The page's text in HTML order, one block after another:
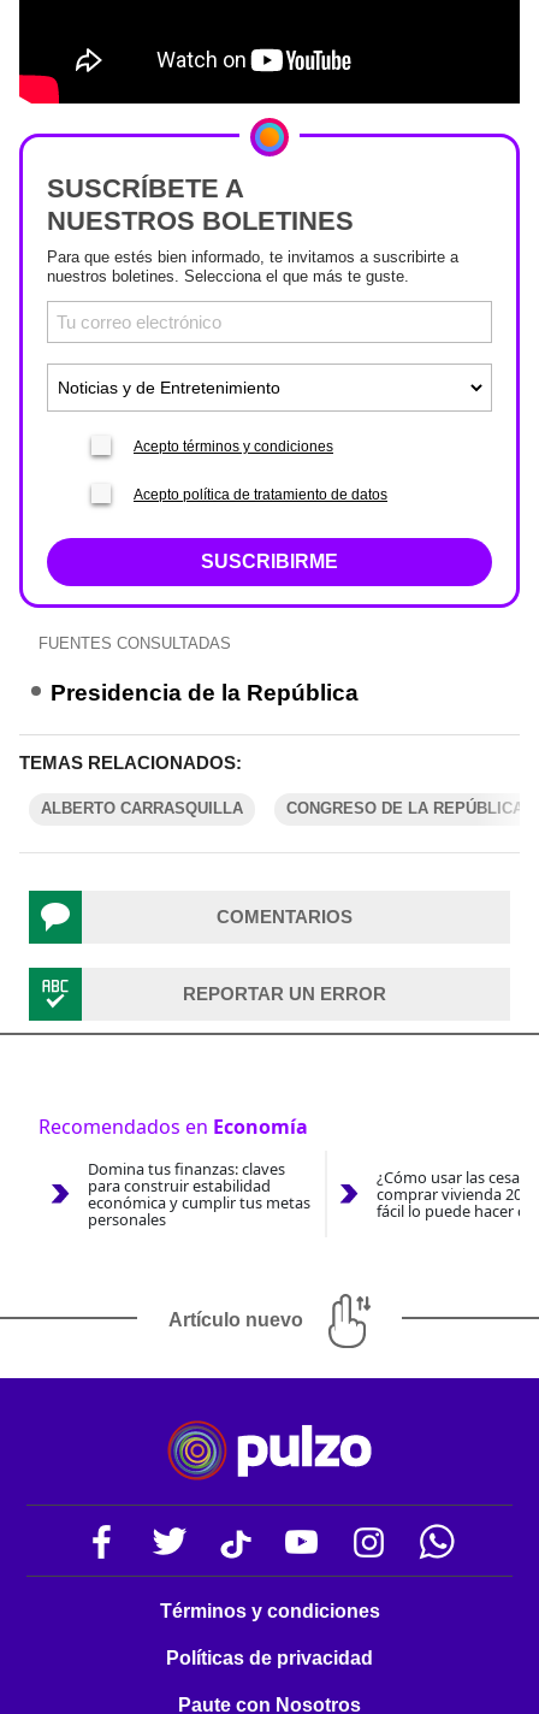
SUSCRÍBETE A
NUESTROS BOLETINES
Para que estés bien informado, te invitamos a suscribirte a
nuestros boletines. Selecciona el que más te guste.
Acepto términos y condiciones
Acepto política de tratamiento de datos
SUSCRIBIRME
FUENTES CONSULTADAS
Presidencia de la República
TEMAS RELACIONADOS:
ALBERTO CARRASQUILLA CONGRESO DE LA REPÚBLICA
COMENTARIOS
REPORTAR UN ERROR
Recomendados en Economía
Domina tus finanzas: claves
para construir estabilidad
económica y cumplir tus metas
personales
¿Cómo usar las
comprar vivienda
fácil lo puede hacer
Artículo nuevo
Términos y condiciones
Políticas de privacidad
Paute con Nosotros